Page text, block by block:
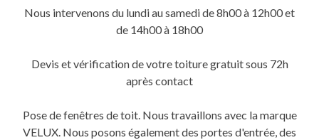
fenêtre)
Nous intervenons du lundi au samedi de 8h00 à 12h00 et
de 14h00 à 18h00
Devis et vérification de votre toiture gratuit sous 72h
après contact
Pose de fenêtres de toit. Nous travaillons avec la marque
VELUX. Nous posons également des portes d'entrée, des